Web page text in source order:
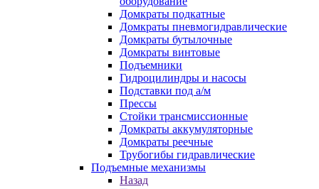
Домкраты подкатные
Домкраты пневмогидравлические
Домкраты бутылочные
Домкраты винтовые
Подъемники
Гидроцилиндры и насосы
Подставки под а/м
Прессы
Стойки трансмиссионные
Домкраты аккумуляторные
Домкраты реечные
Трубогибы гидравлические
Подъемные механизмы
Назад